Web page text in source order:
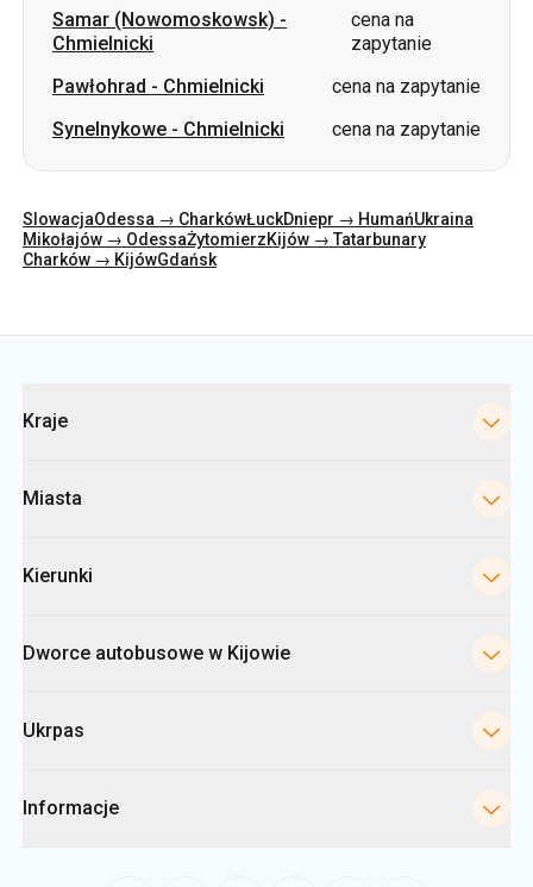
Samar (Nowomoskowsk) -
Chmielnicki
cena na
zapytanie
Pawłohrad - Chmielnicki
cena na zapytanie
Synelnykowe - Chmielnicki cena na zapytanie
SlowacjaOdessa → CharkówŁuckDniepr → HumańUkraina
Mikołajów → OdessaŻytomierzKijów → Tatarbunary
Charków → KijówGdańsk
Kraje
Miasta
Kierunki
Dworce autobusowe w Kijowie
Ukrpas
Informacje